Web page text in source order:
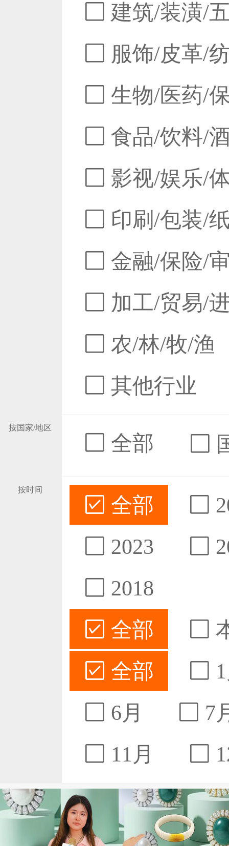
建筑/装潢/
服饰/皮革/
生物/医药/
食品/饮料/
影视/娱乐/
印刷/包装/
金融/保险/
加工/贸易/
农/林/牧/渔
其他行业
按国家/地区
全部
按时间
全部
2023
2018
全部
全部
6月
7
11月